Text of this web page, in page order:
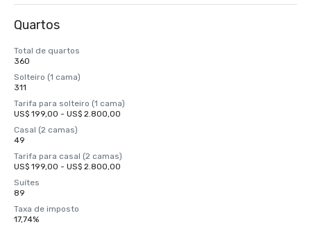
Quartos
Total de quartos
360
Solteiro (1 cama)
311
Tarifa para solteiro (1 cama)
US$ 199,00 - US$ 2.800,00
Casal (2 camas)
49
Tarifa para casal (2 camas)
US$ 199,00 - US$ 2.800,00
Suítes
89
Taxa de imposto
17,74%